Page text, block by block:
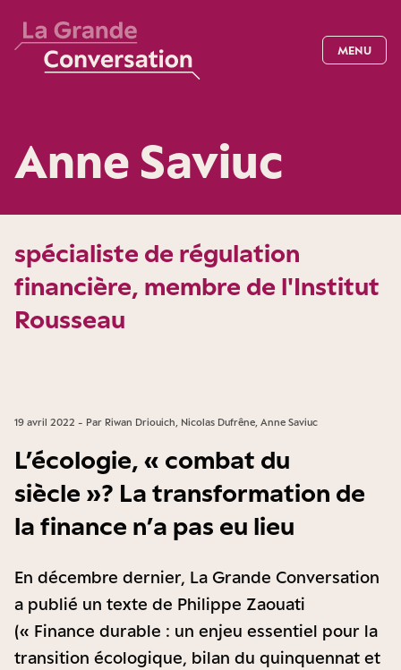
MENU
Anne Saviuc
spécialiste de régulation
financière, membre de l'Institut
Rousseau
19 avril 2022 - Par Riwan Driouich, Nicolas Dufrêne, Anne Saviuc
L’écologie, « combat du
siècle » ? La transformation de
la finance n’a pas eu lieu
En décembre dernier, La Grande Conversation
a publié un texte de Philippe Zaouati
(« Finance durable : un enjeu essentiel pour la
transition écologique, bilan du quinquennat et